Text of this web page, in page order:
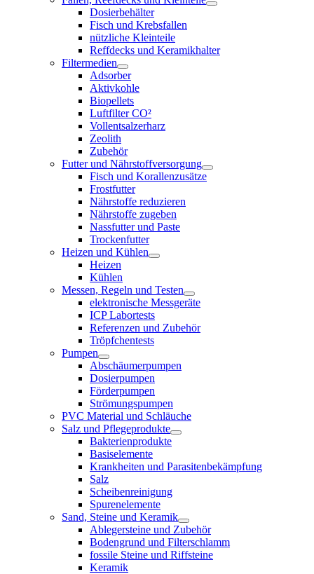
Dosierbehälter
Fisch und Krebsfallen
nützliche Kleinteile
Reffdecks und Keramikhalter
Filtermedien
Adsorber
Aktivkohle
Biopellets
Luftfilter CO²
Vollentsalzerharz
Zeolith
Zubehör
Futter und Nährstoffversorgung
Fisch und Korallenzusätze
Frostfutter
Nährstoffe reduzieren
Nährstoffe zugeben
Nassfutter und Paste
Trockenfutter
Heizen und Kühlen
Heizen
Kühlen
Messen, Regeln und Testen
elektronische Messgeräte
ICP Labortests
Referenzen und Zubehör
Tröpfchentests
Pumpen
Abschäumerpumpen
Dosierpumpen
Förderpumpen
Strömungspumpen
PVC Material und Schläuche
Salz und Pflegeprodukte
Bakterienprodukte
Basiselemente
Krankheiten und Parasitenbekämpfung
Salz
Scheibenreinigung
Spurenelemente
Sand, Steine und Keramik
Ablegersteine und Zubehör
Bodengrund und Filterschlamm
fossile Steine und Riffsteine
Keramik